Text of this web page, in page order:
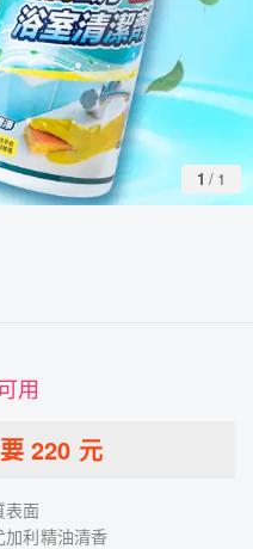
1 / 1
用
220 元
表面
加利精油清香